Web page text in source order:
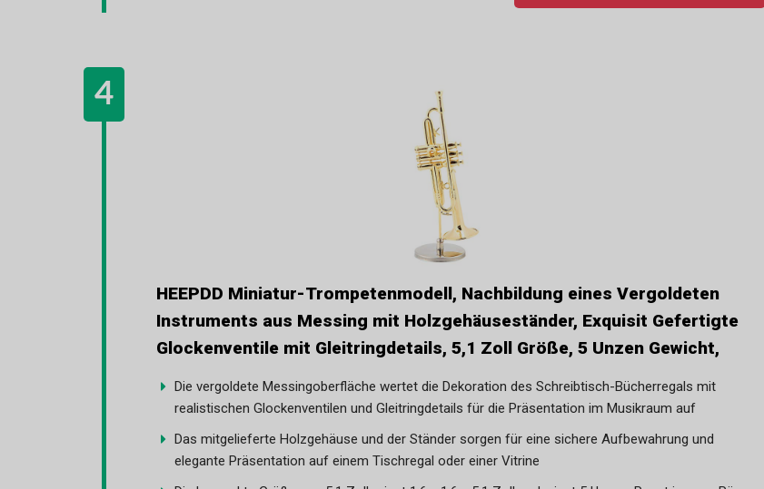
HEEPDD Miniatur-Trompetenmodell, Nachbildung eines Vergoldeten
Instruments aus Messing mit Holzgehäuseständer, Exquisit Gefertigte
Glockenventile mit Gleitringdetails, 5,1 Zoll Größe, 5 Unzen Gewicht,
Die vergoldete Messingoberfläche wertet die Dekoration des Schreibtisch-Bücherregals mit
realistischen Glockenventilen und Gleitringdetails für die Präsentation im Musikraum auf
Das mitgelieferte Holzgehäuse und der Ständer sorgen für eine sichere Aufbewahrung und
elegante Präsentation auf einem Tischregal oder einer Vitrine